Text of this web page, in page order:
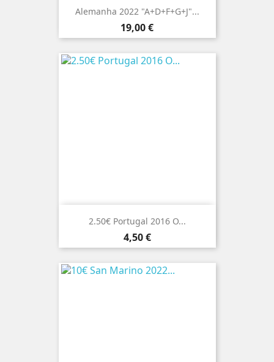
Alemanha 2022 "A+D+F+G+J"...
Preço
19,00 €
2.50€ Portugal 2016 O...
Preço
4,50 €